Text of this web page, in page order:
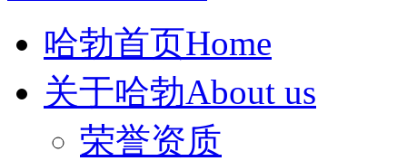
哈勃首页Home
关于哈勃About us
荣誉资质